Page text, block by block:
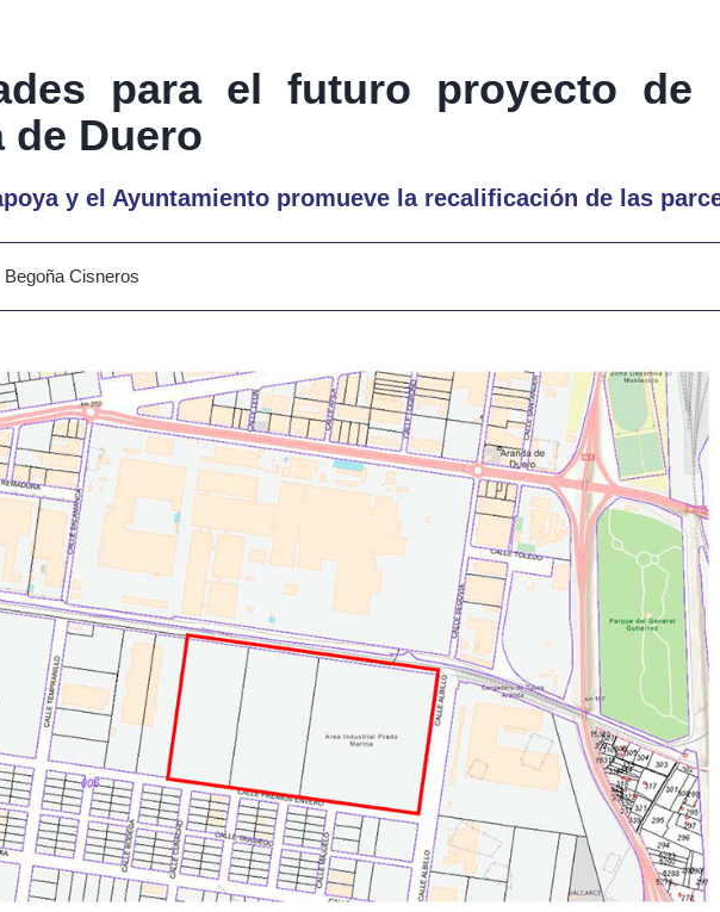
para el futuro proyecto de
de Duero
y el Ayuntamiento promueve la recalificación de las
Begoña Cisneros